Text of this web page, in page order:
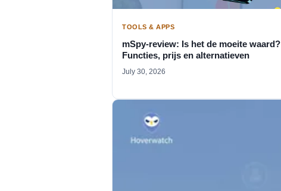
TOOLS & APPS
mSpy-review: Is het de moeite waard?
Functies, prijs en alternatieven
July 30, 2026